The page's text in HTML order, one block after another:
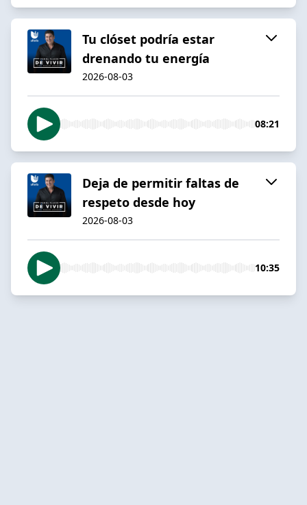
Tu clóset podría estar
drenando tu energía
2026-08-03
08:21
Deja de permitir faltas de
respeto desde hoy
2026-08-03
10:35